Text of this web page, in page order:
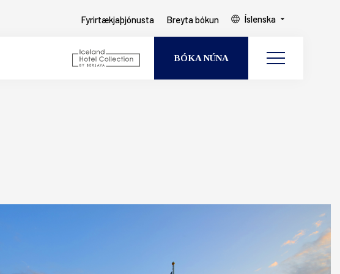
Fyrirtækjaþjónusta Breyta bókun Íslenska
BÓKA NÚNA